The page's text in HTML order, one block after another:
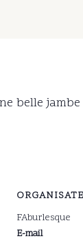
belle jambe
FAburlesque
E-mail